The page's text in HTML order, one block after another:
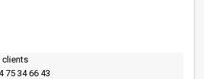
clients
75 34 66 43